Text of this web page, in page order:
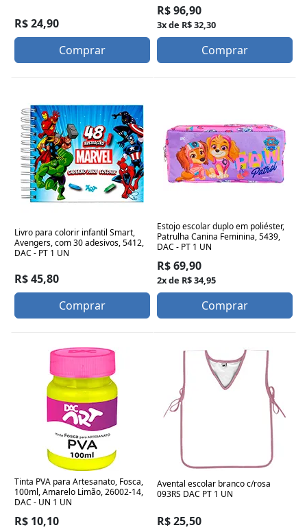
R$ 24,90
Comprar
R$ 96,90
3x de R$ 32,30
Comprar
Livro para colorir infantil Smart,
Avengers, com 30 adesivos, 5412,
DAC - PT 1 UN
R$ 45,80
Comprar
Estojo escolar duplo em poliéster,
Patrulha Canina Feminina, 5439,
DAC - PT 1 UN
R$ 69,90
2x de R$ 34,95
Comprar
Tinta PVA para Artesanato, Fosca,
100ml, Amarelo Limão, 26002-14,
DAC - UN 1 UN
R$ 10,10
Avental escolar branco c/rosa
093RS DAC PT 1 UN
R$ 25,50